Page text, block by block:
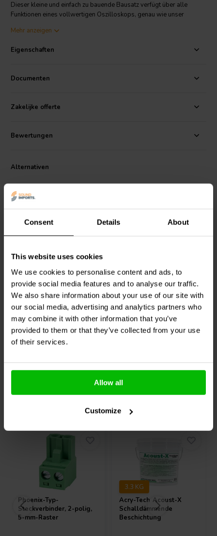
Consent Details About
This website uses cookies
We use cookies to personalise content and ads, to
provide social media features and to analyse our traffic.
We also share information about your use of our site with
our social media, advertising and analytics partners who
may combine it with other information that you’ve
provided to them or that they’ve collected from your use
of their services.
Allow all
Customize
Dieser kleine und einfach zu bauende Bausatz verfügt über alle
Funktionen eines vollwertigen Oszilloskops, genau wie unser
ausführlicher Anleitung und Messleitungen geliefert.
Softwarepaket für EDU09 herunterladen
Mehr anzeigen
Eigenschaften
Documenten
Zakelijke offerte
Bewertungen
Alternativen
2 x 150 mW | NEW
Sure Electronics
AK32261
Kopfhörerverstärker
Bausatz
2
klantbeoordelingen
Vergleichen
10 Auf Lager
Dayton Audio
6,5" down
firing Subwoofer Bausatz
3
klantbeoordelingen
Vergleichen
Phoenix-Typ-
Steckverbinder, 2-polig,
5-mm-Raster
3.3 KG
Acry-Tech Acoust-X
Schalldämmende
Beschichtung